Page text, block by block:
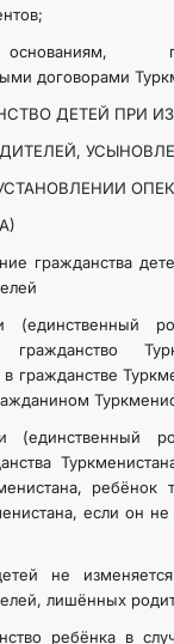
договорами
ДЕТЕЙ ПРИ
гражданства
(единственный
в гражданстве
(единственный
ребёнок
если он не
не
лишённых
ребёнка в